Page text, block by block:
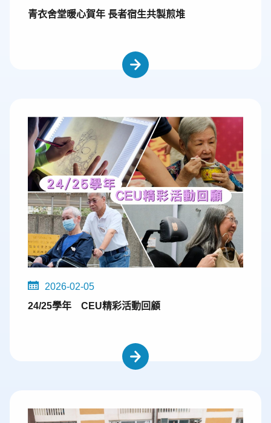
青衣舍堂暖心賀年 長者宿生共製煎堆
2026-02-05
24/25學年 CEU精彩活動回顧